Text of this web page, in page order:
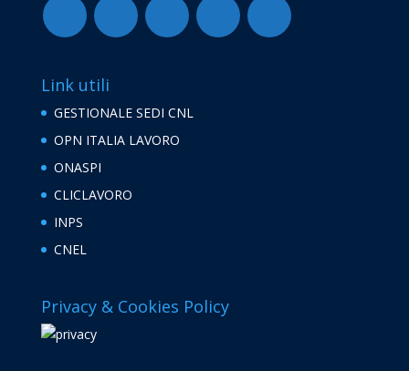
Link utili
GESTIONALE SEDI CNL
OPN ITALIA LAVORO
ONASPI
CLICLAVORO
INPS
CNEL
Privacy & Cookies Policy